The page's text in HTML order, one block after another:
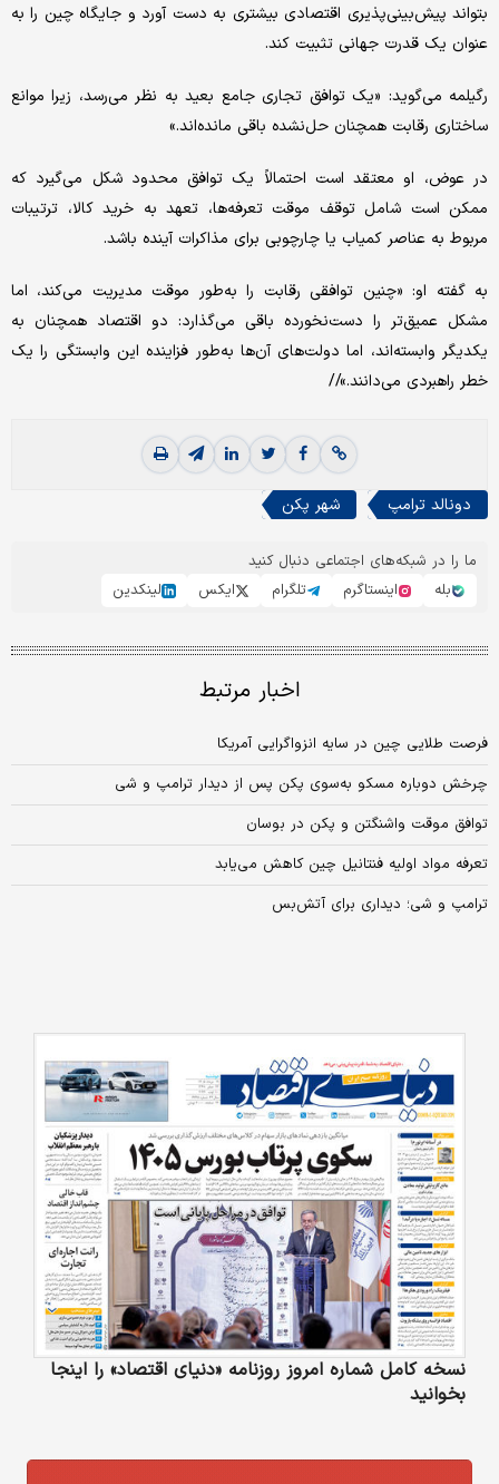
بتواند پیش‌بینی‌پذیری اقتصادی بیشتری به دست آورد و جایگاه چین را به
عنوان یک قدرت جهانی تثبیت کند.
رگیلمه می‌گوید: «یک توافق تجاری جامع بعید به نظر می‌رسد، زیرا موانع
ساختاری رقابت همچنان حل‌نشده باقی مانده‌اند.»
در عوض، او معتقد است احتمالاً یک توافق محدود شکل می‌گیرد که
ممکن است شامل توقف موقت تعرفه‌ها، تعهد به خرید کالا، ترتیبات
مربوط به عناصر کمیاب یا چارچوبی برای مذاکرات آینده باشد.
به گفته او: «چنین توافقی رقابت را به‌طور موقت مدیریت می‌کند، اما
مشکل عمیق‌تر را دست‌نخورده باقی می‌گذارد: دو اقتصاد همچنان به
یکدیگر وابسته‌اند، اما دولت‌های آن‌ها به‌طور فزاینده این وابستگی را یک
خطر راهبردی می‌دانند.»//
دونالد ترامپ شهر پکن
ما را در شبکه‌های اجتماعی دنبال کنید
بله
اینستاگرم تلگرام ایکس لینکدین
اخبار مرتبط
فرصت‌ طلایی چین در سایه انزواگرایی آمریکا
چرخش دوباره مسکو به‌سوی پکن پس از دیدار ترامپ و شی
توافق موقت واشنگتن و پکن در بوسان
تعرفه مواد اولیه فنتانیل چین کاهش می‌یابد
ترامپ و شی؛ دیداری برای آتش‌بس
نسخه کامل شماره امروز روزنامه «دنیای‌ اقتصاد» را اینجا
بخوانید